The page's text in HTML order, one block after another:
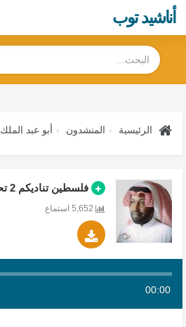
أناشيد توب
الرئيسية المنشدون أبو عبد الملك
فلسطين تناديكم 2 تحميل Mp3
00:00